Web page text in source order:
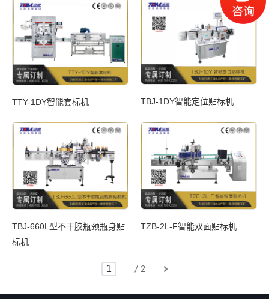
TTY-1DY智能套标机 TBJ-1DY智能定位贴标机
TBJ-660L型不干胶瓶颈瓶身贴
标机
TZB-2L-F智能双面贴标机
/ 2